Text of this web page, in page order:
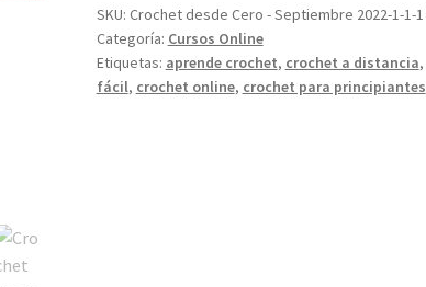
Nivel
1
cantidad
SKU: Crochet desde Cero - Septiembre 2022-1-1-1
Categoría: Cursos Online
Etiquetas: aprende crochet, crochet a distancia,
fácil, crochet online, crochet para principiantes